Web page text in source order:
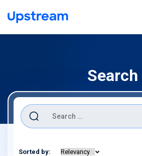
Search
Search for:
Sorted by: